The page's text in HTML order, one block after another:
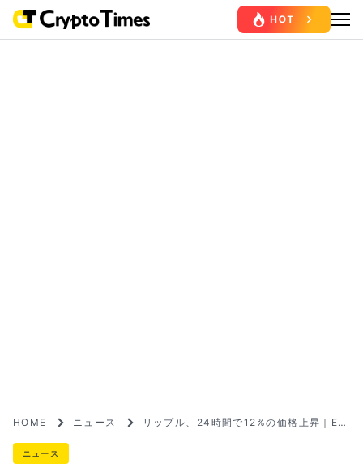
HOME ニュース
リップル、24時間で12%の価格上昇｜ET
ニュース